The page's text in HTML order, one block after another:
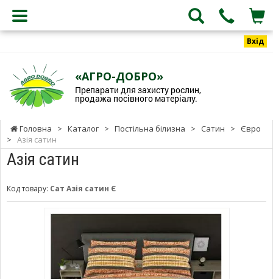
Вхід
«АГРО-ДОБРО»
Препарати для захисту рослин,
продажа посівного матеріалу.
Головна > Каталог > Постільна білизна > Сатин >
Євро
> Азія сатин
Азія сатин
Код товару: Сат Азія сатин Є